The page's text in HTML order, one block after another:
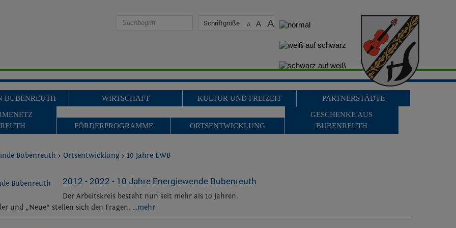
Schriftgröße A A A
BUBENREUTH WIRTSCHAFT KULTUR UND FREIZEIT PARTNERSTÄDTE
FÖRDERPROGRAMME ORTSENTWICKLUNG
GESCHENKE AUS
BUBENREUTH
Bubenreuth >Ortsentwicklung >10 Jahre EWB
2012 - 2022 - 10 Jahre Energiewende Bubenreuth
Der Arbeitskreis besteht nun seit mehr als 10 Jahren.
und „Neue“ stellen sich den Fragen. …mehr